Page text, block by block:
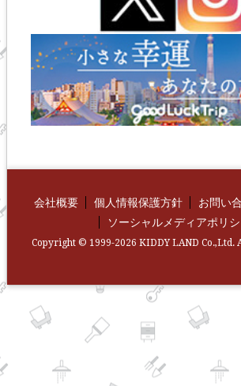
会社概要 個人情報保護方針 お問い
ソーシャルメディアポリ
Copyright © 1999-2026 KIDDY LAND Co.,Ltd.